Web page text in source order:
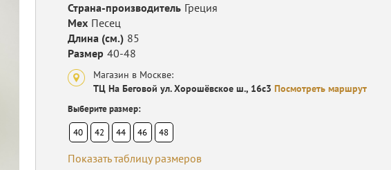
Страна-производитель Греция
Мех Песец
Длина (см.) 85
Размер 40-48
Магазин в Москве:
ТЦ На Беговой ул. Хорошёвское ш., 16с3 Посмотреть маршрут
Выберите размер:
40
42 44 46 48
Показать таблицу размеров